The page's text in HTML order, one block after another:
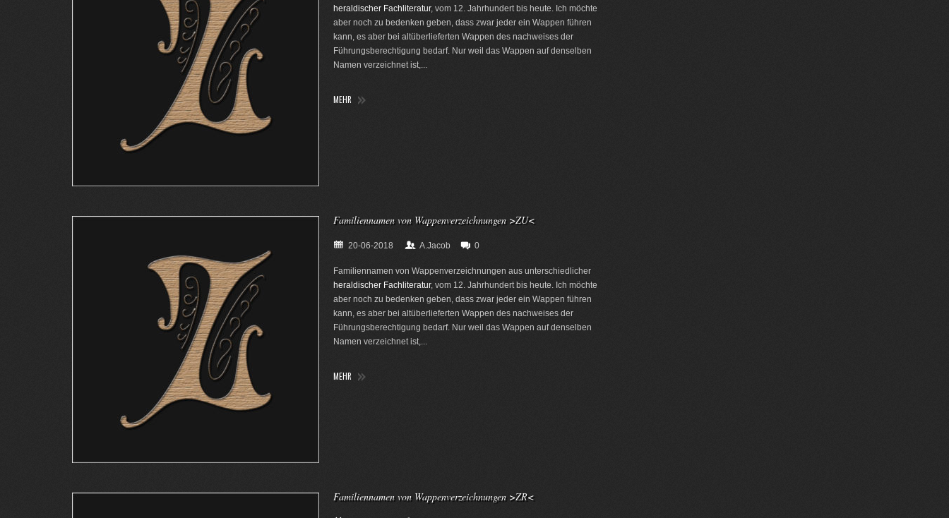
heraldischer Fachliteratur, vom 12. Jahrhundert bis heute. Ich möchte
aber noch zu bedenken geben, dass zwar jeder ein Wappen führen
kann, es aber bei altüberlieferten Wappen des nachweises der
Führungsberechtigung bedarf. Nur weil das Wappen auf denselben
Namen verzeichnet ist,...
MEHR
Familiennamen von Wappenverzeichnungen >ZU<
20-06-2018 A.Jacob 0
Familiennamen von Wappenverzeichnungen aus unterschiedlicher
heraldischer Fachliteratur, vom 12. Jahrhundert bis heute. Ich möchte
aber noch zu bedenken geben, dass zwar jeder ein Wappen führen
kann, es aber bei altüberlieferten Wappen des nachweises der
Führungsberechtigung bedarf. Nur weil das Wappen auf denselben
Namen verzeichnet ist,...
MEHR
Familiennamen von Wappenverzeichnungen >ZR<